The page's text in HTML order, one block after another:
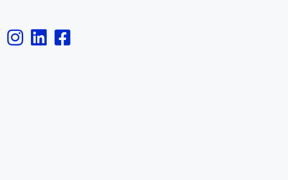
I
n
L
i
F
a